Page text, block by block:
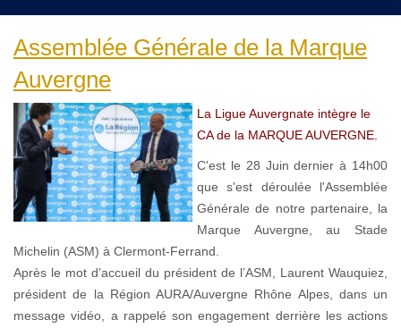
Assemblée Générale de la Marque
Auvergne
La Ligue Auvergnate intègre le
CA de la MARQUE AUVERGNE.
C'est le 28 Juin dernier à 14h00
que s'est déroulée l'Assemblée
Générale de notre partenaire, la
Marque Auvergne, au Stade
Michelin (ASM) à Clermont-Ferrand.
Après le mot d’accueil du président de l’ASM, Laurent Wauquiez,
président de la Région AURA/Auvergne Rhône Alpes, dans un
message vidéo, a rappelé son engagement derrière les actions